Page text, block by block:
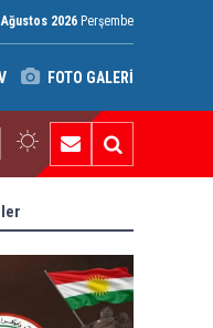
Ağustos 2026 Perşembe
FOTO GALERİ
uygulanacak